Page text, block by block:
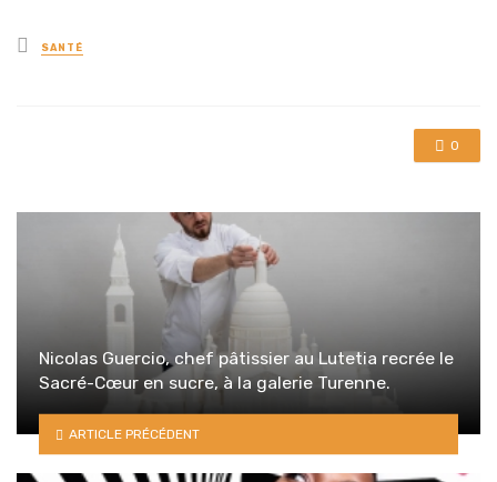
Posted
in
SANTÉ
0
Nicolas Guercio, chef pâtissier au Lutetia recrée le
Sacré-Cœur en sucre, à la galerie Turenne.
ARTICLE PRÉCÉDENT